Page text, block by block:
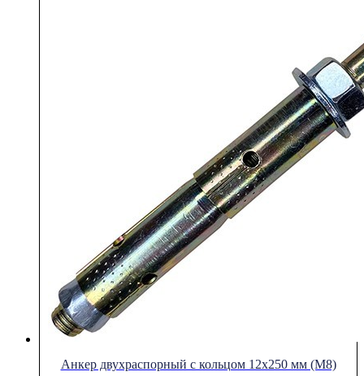
Анкер двухраспорный с кольцом 12х250 мм (М8)